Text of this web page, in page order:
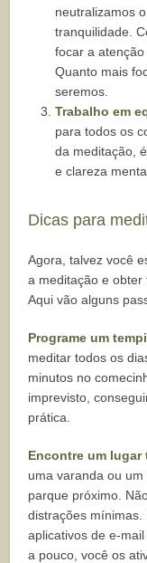
neutralizamos
tranquilidade.
focar a
Quanto mais
seremos.
Trabalho em
para todos os
da meditação,
e clareza
Dicas para
Agora, talvez você
a meditação e
Aqui vão alguns
Programe um
meditar todos os
minutos no
imprevisto,
prática.
Encontre um lugar
uma varanda ou
parque próximo.
distrações
aplicativos de e-
a pouco, você os